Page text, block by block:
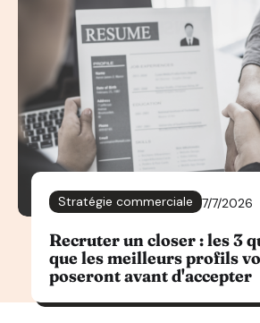
Stratégie commerciale 7/7/2026
Recruter un closer : les 3
que les meilleurs profils
poseront avant d'accepter